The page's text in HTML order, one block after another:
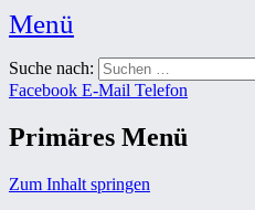
Menü
Weingut Karl Friedrich Aust
Das Weingut im Herzen der
Suche nach:
Facebook E-Mail Telefon
Primäres Menü
Zum Inhalt springen